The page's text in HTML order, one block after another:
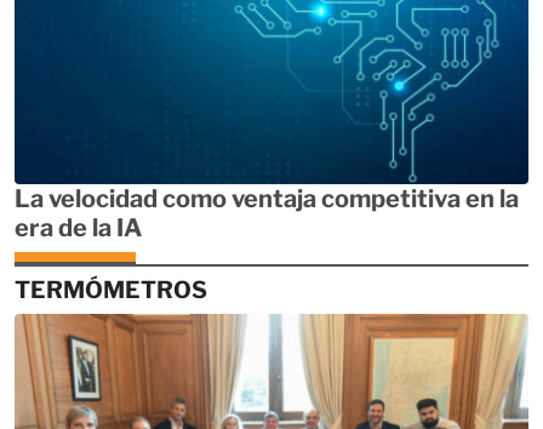
La velocidad como ventaja competitiva en la
era de la IA
TERMÓMETROS